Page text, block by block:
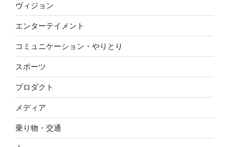
ヴィジョン
エンターテイメント
コミュニケーション・やりとり
スポーツ
プロダクト
メディア
乗り物・交通